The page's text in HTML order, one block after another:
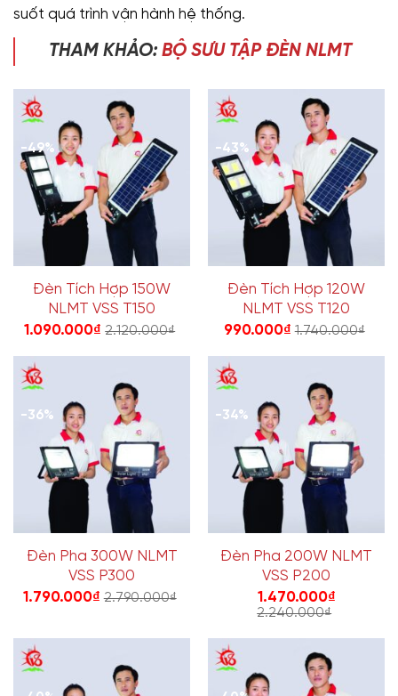
suốt quá trình vận hành hệ thống.
THAM KHẢO:BỘ SƯU TẬP ĐÈN NLMT
-49%
Đèn Tích Hợp 150W
NLMT VSS T150
1.090.000₫ 2.120.000₫
-43%
Đèn Tích Hợp 120W
NLMT VSS T120
990.000₫ 1.740.000₫
-36%
Đèn Pha 300W NLMT
VSS P300
1.790.000₫ 2.790.000₫
-34%
Đèn Pha 200W NLMT
VSS P200
1.470.000₫
2.240.000₫